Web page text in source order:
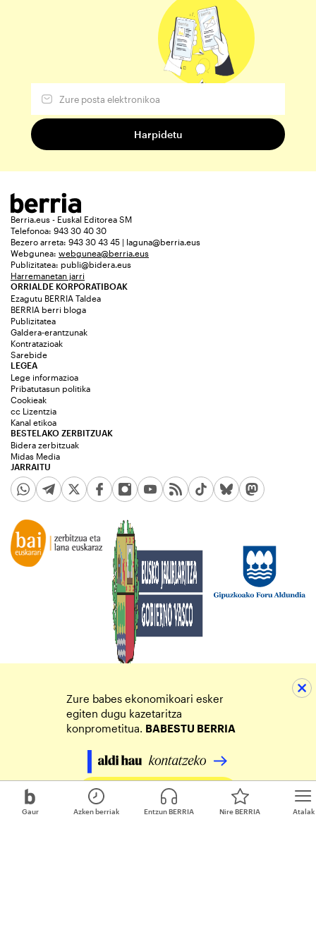
Gaur Atalak
Azken berriak Entzun BERRIA Nire BERRIA
Berria.eus - Euskal Editorea SM
Telefonoa: 943 30 40 30
Bezero arreta: 943 30 43 45 | laguna@berria.eus
Webgunea: webgunea@berria.eus
Publizitatea: publi@bidera.eus
Harremanetan jarri
ORRIALDE KORPORATIBOAK
Ezagutu BERRIA Taldea
BERRIA berri bloga
Publizitatea
Galdera-erantzunak
Kontratazioak
Sarebide
JARRAITU
LEGEA
Lege informazioa
Pribatutasun politika
Cookieak
cc Lizentzia
Kanal etikoa
BESTELAKO ZERBITZUAK
Bidera zerbitzuak
Midas Media
Zure babes ekonomikoari esker
egiten dugu kazetaritza
konprometitua. BABESTU BERRIA
Egin zure ekarpena